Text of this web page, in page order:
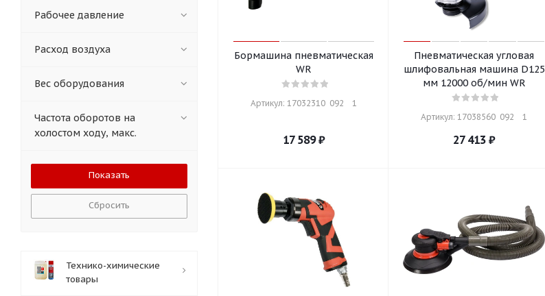
Бормашина пневматическая
WR
Артикул: 17032310  092    1
17 589₽
Пневматическая угловая
шлифовальная машина D125
мм 12000 об/мин WR
Артикул: 17038560  092    1
27 413 ₽
Рабочее давление
Расход воздуха
Вес оборудования
Частота оборотов на
холостом ходу, макс.
Сбросить
Технико-химические
товары